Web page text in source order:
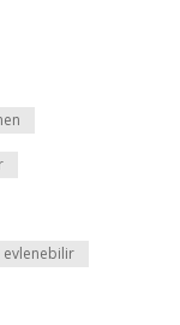
evlenebilir